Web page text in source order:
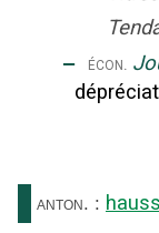
‒ écon.
anton. :